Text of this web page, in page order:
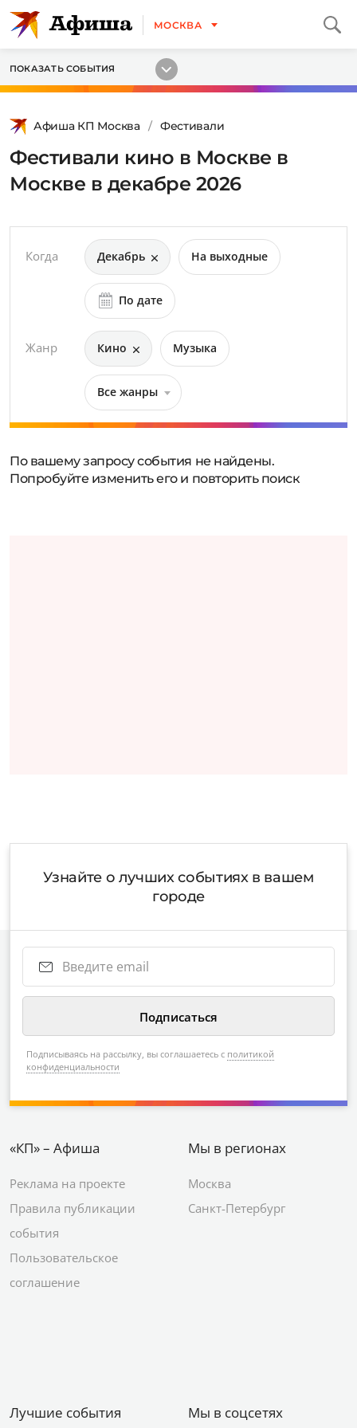
МОСКВА
ПОКАЗАТЬ СОБЫТИЯ
Афиша КП Москва Фестивали
Фестивали кино в Москве в
Москве в декабре 2026
Когда Декабрь На выходные
По дате
Жанр Кино Музыка
Все жанры
По вашему запросу события не найдены.
Попробуйте изменить его и повторить поиск
Узнайте о лучших событиях в вашем
городе
Подписываясь на рассылку, вы соглашаетесь с политикой
конфиденциальности
«КП» – Афиша
Реклама на проекте
Правила публикации
события
Пользовательское
соглашение
Мы в регионах
Москва
Санкт-Петербург
Лучшие события Мы в соцсетях